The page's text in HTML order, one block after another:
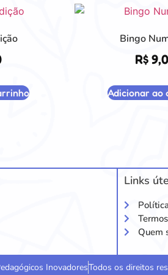
Bingo
R$
Adicionar ao
Links
Quem
InovadoresTodos os direitos